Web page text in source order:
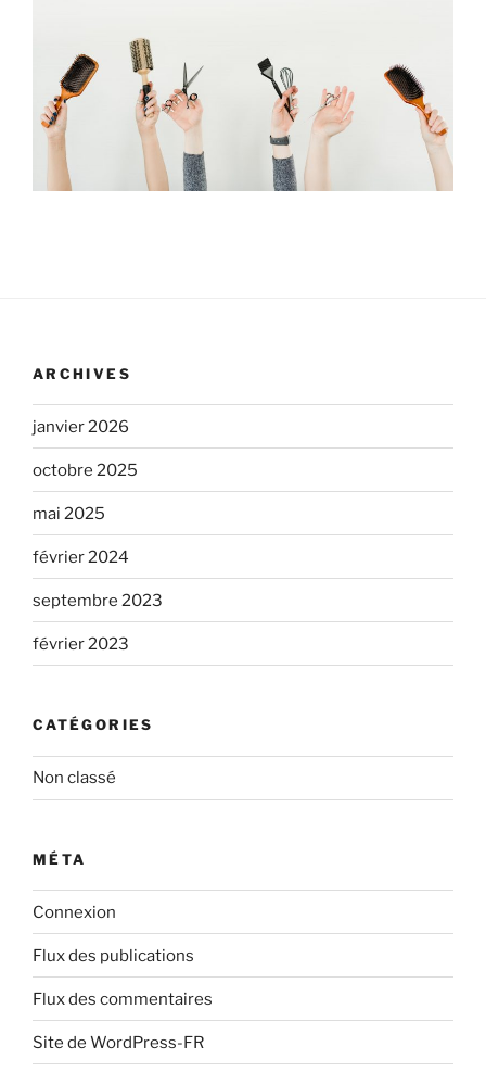
ARCHIVES
janvier 2026
octobre 2025
mai 2025
février 2024
septembre 2023
février 2023
CATÉGORIES
Non classé
MÉTA
Connexion
Flux des publications
Flux des commentaires
Site de WordPress-FR